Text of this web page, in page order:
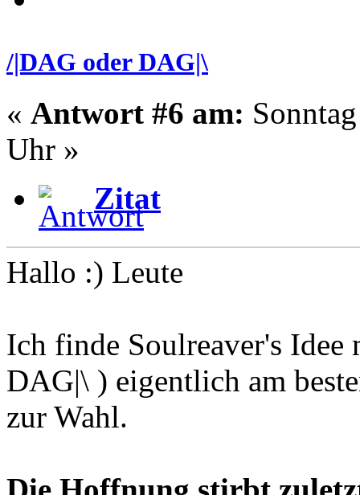
/|DAG oder DAG|\
« Antwort #6 am:
Uhr »
Zitat
Hallo :) Leute
Ich finde Soulreaver's
DAG|\ ) eigentlich am
zur Wahl.